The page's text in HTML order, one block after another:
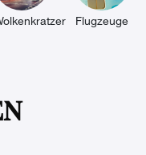
Flugzeuge